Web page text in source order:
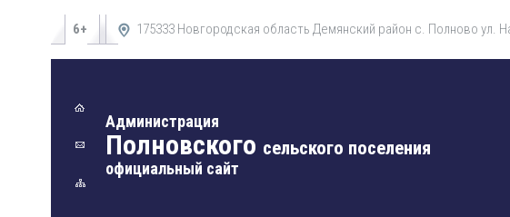
6+ 175333 Новгородская область Демянский район с. Полново ул.
Администрация
Полновского сельского поселения
официальный сайт